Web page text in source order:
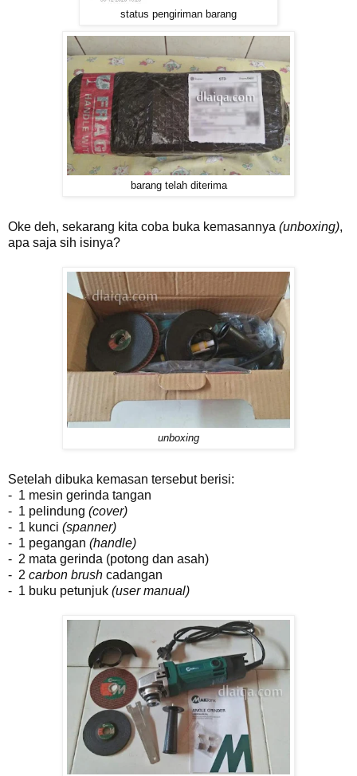
status pengiriman barang
barang telah diterima
Oke deh, sekarang kita coba buka kemasannya (unboxing),
apa saja sih isinya?
unboxing
Setelah dibuka kemasan tersebut berisi:
- 1 mesin gerinda tangan
- 1 pelindung (cover)
- 1 kunci (spanner)
- 1 pegangan (handle)
- 2 mata gerinda (potong dan asah)
- 2 carbon brush cadangan
- 1 buku petunjuk (user manual)